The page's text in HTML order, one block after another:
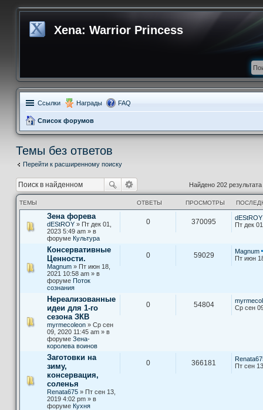
Xena: Warrior Princess
Ссылки Награды FAQ
Список форумов
Темы без ответов
Перейти к расширенному поиску
Найдено 202 результата
ТЕМЫ ОТВЕТЫ ПРОСМОТРЫ
Зена форева
dEStROY » Пт дек 01,
2023 5:49 am » в
форуме Культура
0 370095
dEStROY
Пт дек
Консервативные
Ценности.
Magnum » Пт июн 18,
2021 10:58 am » в
форуме Поток
сознания
0 59029
Magnum
Пт июн
Нереализованные
идеи для 1-го
сезона ЗКВ
myrmecoleon » Ср сен
09, 2020 11:45 am » в
форуме Зена-
королева воинов
0 54804
Ср сен
Заготовки на
зиму,
консервация,
соленья
Renata675 » Пт сен 13,
2019 4:02 pm » в
форуме Кухня
0 366181
Пт сен